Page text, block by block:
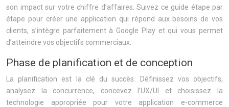
son impact sur votre chiffre d’affaires. Suivez ce guide étape par
étape pour créer une application qui répond aux besoins de vos
clients, s’intègre parfaitement à Google Play et qui vous permet
d’atteindre vos objectifs commerciaux.
Phase de planification et de conception
La planification est la clé du succès. Définissez vos objectifs,
analysez la concurrence, concevez l’UX/UI et choisissez la
technologie appropriée pour votre application e-commerce